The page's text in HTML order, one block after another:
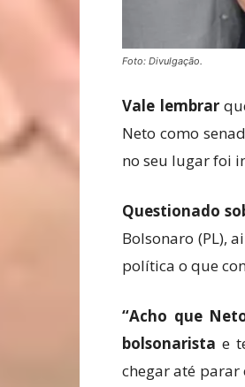
Foto: Divulgação.
Vale lembrar
Neto como
no seu lugar foi
Questionado
Bolsonaro (PL),
política o que
“Acho que
bolsonarista e
chegar até parar